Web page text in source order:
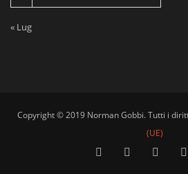
« Lug
Copyright © 2019 Norman Gobbi. Tutti i
(UE)